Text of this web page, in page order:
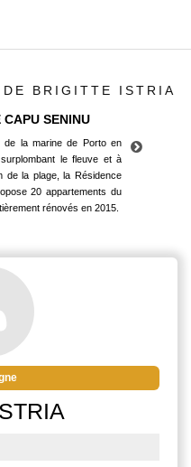
BRIGITTE ISTRIA
CAPU SENINU
la marine de Porto en
le fleuve et à
de la plage, la Résidence
20 appartements du
rénovés en 2015.
le fleuve et à
de la plage, la Résidence
20 appartements du
rénovés en 2015.